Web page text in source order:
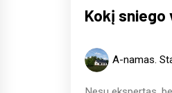
Kokį
A-namas.